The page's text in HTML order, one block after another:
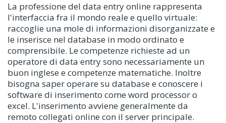
La professione del data entry online rappresenta
l'interfaccia fra il mondo reale e quello virtuale:
raccoglie una mole di informazioni disorganizzate e
le inserisce nel database in modo ordinato e
comprensibile. Le competenze richieste ad un
operatore di data entry sono necessariamente un
buon inglese e competenze matematiche. Inoltre
bisogna saper operare su database e conoscere i
software di inserimento come word processor o
excel. L'inserimento avviene generalmente da
remoto collegati online con il server principale.